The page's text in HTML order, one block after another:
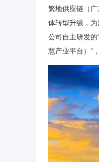
繁地供应链（
体转型升级，为
公司自主研发
慧产业平台）”